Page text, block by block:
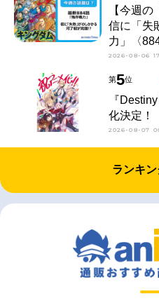
【今週
信に「失
力」〈
2026-08-06
第5位
『
化決定！
2026-08-07
ランキ